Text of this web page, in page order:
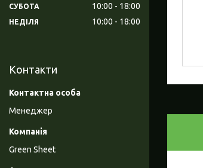
СУБОТА 10:00 18:00
НЕДІЛЯ 10:00 18:00
Контакти
Менеджер
Green Sheet